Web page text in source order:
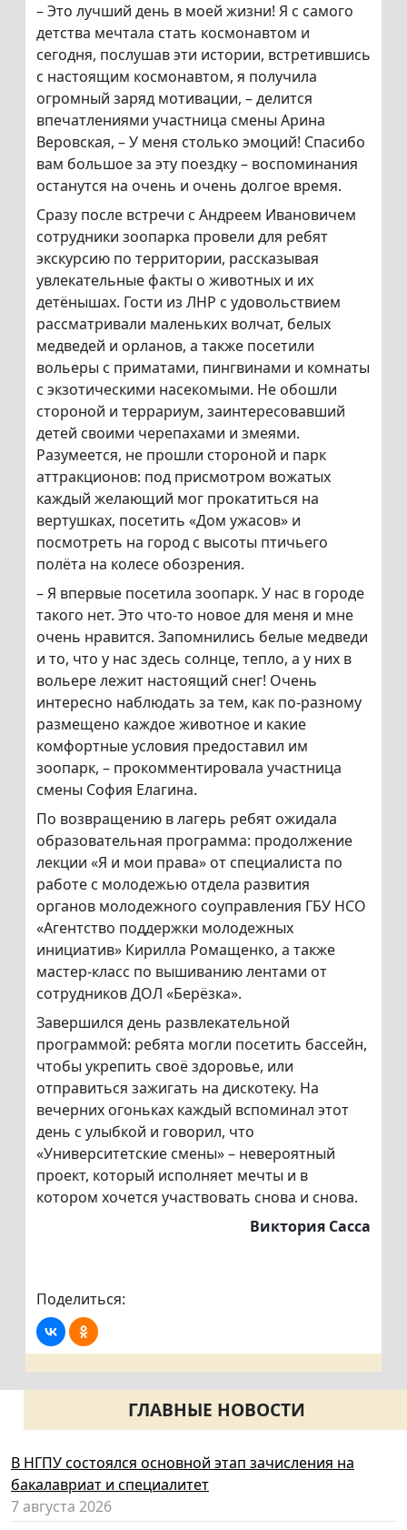
– Это лучший день в моей жизни! Я с самого
детства мечтала стать космонавтом и
сегодня, послушав эти истории, встретившись
с настоящим космонавтом, я получила
огромный заряд мотивации, – делится
впечатлениями участница смены Арина
Веровская, – У меня столько эмоций! Спасибо
вам большое за эту поездку – воспоминания
останутся на очень и очень долгое время.
Сразу после встречи с Андреем Ивановичем
сотрудники зоопарка провели для ребят
экскурсию по территории, рассказывая
увлекательные факты о животных и их
детёнышах. Гости из ЛНР с удовольствием
рассматривали маленьких волчат, белых
медведей и орланов, а также посетили
вольеры с приматами, пингвинами и комнаты
с экзотическими насекомыми. Не обошли
стороной и террариум, заинтересовавший
детей своими черепахами и змеями.
Разумеется, не прошли стороной и парк
аттракционов: под присмотром вожатых
каждый желающий мог прокатиться на
вертушках, посетить «Дом ужасов» и
посмотреть на город с высоты птичьего
полёта на колесе обозрения.
– Я впервые посетила зоопарк. У нас в городе
такого нет. Это что-то новое для меня и мне
очень нравится. Запомнились белые медведи
и то, что у нас здесь солнце, тепло, а у них в
вольере лежит настоящий снег! Очень
интересно наблюдать за тем, как по-разному
размещено каждое животное и какие
комфортные условия предоставил им
зоопарк, – прокомментировала участница
смены София Елагина.
По возвращению в лагерь ребят ожидала
образовательная программа: продолжение
лекции «Я и мои права» от специалиста по
работе с молодежью отдела развития
органов молодежного соуправления ГБУ НСО
«Агентство поддержки молодежных
инициатив» Кирилла Ромащенко, а также
мастер-класс по вышиванию лентами от
сотрудников ДОЛ «Берёзка».
Завершился день развлекательной
программой: ребята могли посетить бассейн,
чтобы укрепить своё здоровье, или
отправиться зажигать на дискотеку. На
вечерних огоньках каждый вспоминал этот
день с улыбкой и говорил, что
«Университетские смены» – невероятный
проект, который исполняет мечты и в
котором хочется участвовать снова и снова.
Виктория Сасса
Поделиться:
ГЛАВНЫЕ НОВОСТИ
В НГПУ состоялся основной этап зачисления на
бакалавриат и специалитет
7 августа 2026